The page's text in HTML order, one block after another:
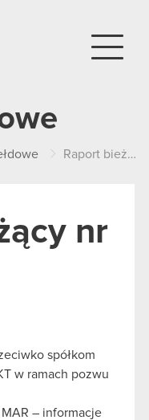
Raport bieżący nr 17/2021
nr
spółkom
w ramach pozwu
MAR – informacje